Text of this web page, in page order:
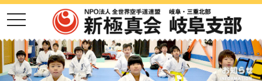
toggle
navigation